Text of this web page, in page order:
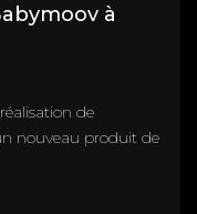
à
de
nouveau produit de